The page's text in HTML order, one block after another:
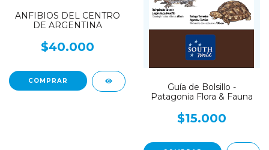
ANFIBIOS DEL CENTRO
DE ARGENTINA
$40.000
Guía de Bolsillo -
Patagonia Flora & Fauna
$15.000